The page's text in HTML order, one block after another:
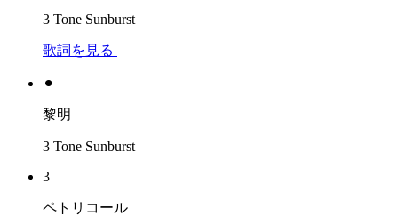
3 Tone Sunburst
歌詞を見る
⚫︎
黎明
3 Tone Sunburst
3
ペトリコール